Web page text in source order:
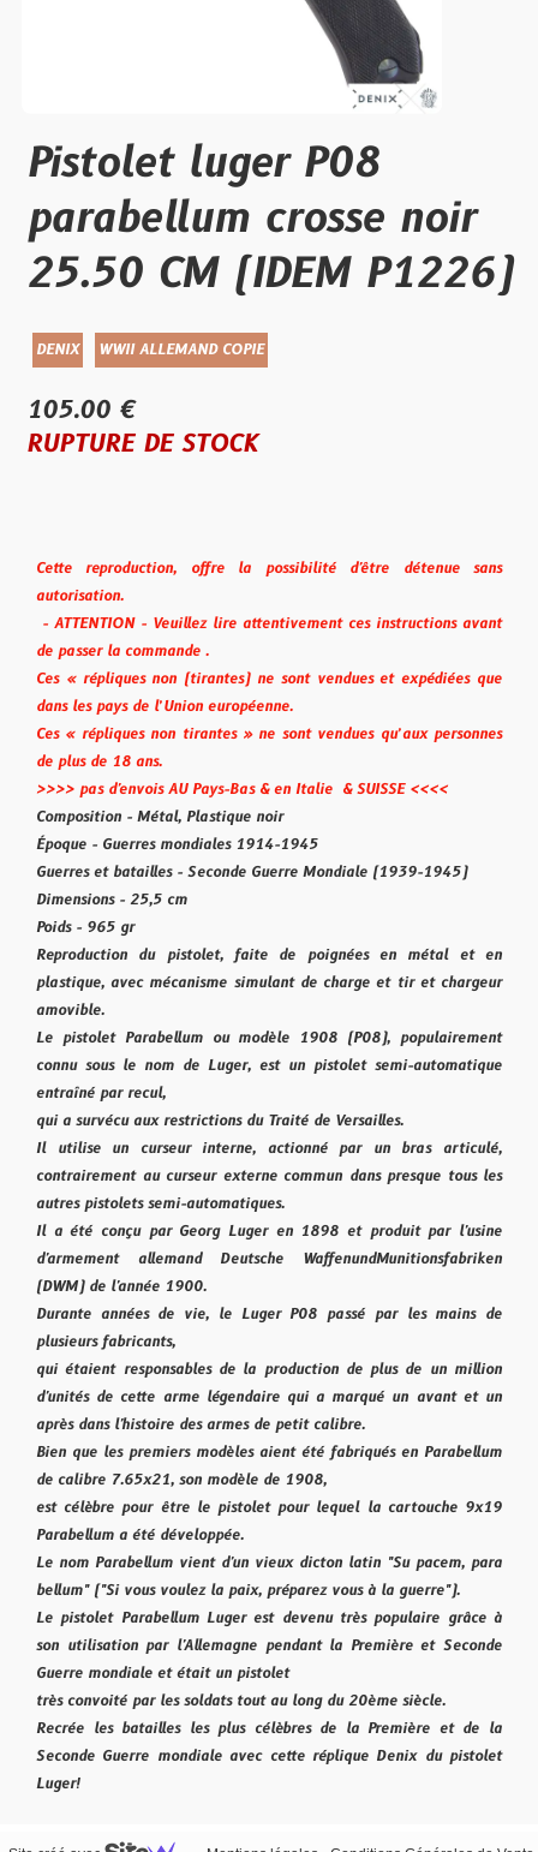
Pistolet luger P08
parabellum crosse noir
25.50 CM (IDEM P1226)
DENIX WWII ALLEMAND COPIE
105.00 €
RUPTURE DE STOCK
Cette reproduction, offre la possibilité d'être détenue sans
autorisation.
- ATTENTION - Veuillez lire attentivement ces instructions avant
de passer la commande .
Ces « répliques non (tirantes) ne sont vendues et expédiées que
dans les pays de l’Union européenne.
Ces « répliques non tirantes » ne sont vendues qu’aux personnes
de plus de 18 ans.
>>>> pas d'envois AU Pays-Bas & en Italie & SUISSE <<<<
Composition - Métal, Plastique noir
Époque - Guerres mondiales 1914-1945
Guerres et batailles - Seconde Guerre Mondiale (1939-1945)
Dimensions - 25,5 cm
Poids - 965 gr
Reproduction du pistolet, faite de poignées en métal et en
plastique, avec mécanisme simulant de charge et tir et chargeur
amovible.
Le pistolet Parabellum ou modèle 1908 (P08), populairement
connu sous le nom de Luger, est un pistolet semi-automatique
entraîné par recul,
qui a survécu aux restrictions du Traité de Versailles.
Il utilise un curseur interne, actionné par un bras articulé,
contrairement au curseur externe commun dans presque tous les
autres pistolets semi-automatiques.
Il a été conçu par Georg Luger en 1898 et produit par l'usine
d'armement allemand Deutsche WaffenundMunitionsfabriken
(DWM) de l'année 1900.
Durante années de vie, le Luger P08 passé par les mains de
plusieurs fabricants,
qui étaient responsables de la production de plus de un million
d'unités de cette arme légendaire qui a marqué un avant et un
après dans l'histoire des armes de petit calibre.
Bien que les premiers modèles aient été fabriqués en Parabellum
de calibre 7.65x21, son modèle de 1908,
est célèbre pour être le pistolet pour lequel la cartouche 9x19
Parabellum a été développée.
Le nom Parabellum vient d'un vieux dicton latin "Su pacem, para
bellum" ("Si vous voulez la paix, préparez vous à la guerre").
Le pistolet Parabellum Luger est devenu très populaire grâce à
son utilisation par l'Allemagne pendant la Première et Seconde
Guerre mondiale et était un pistolet
très convoité par les soldats tout au long du 20ème siècle.
Recrée les batailles les plus célèbres de la Première et de la
Seconde Guerre mondiale avec cette réplique Denix du pistolet
Luger!